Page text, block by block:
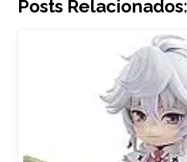
Posts Relacionados: